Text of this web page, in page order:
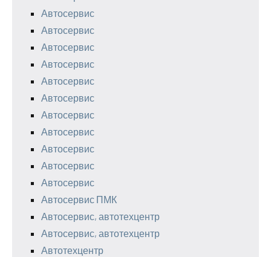
Автосервис
Автосервис
Автосервис
Автосервис
Автосервис
Автосервис
Автосервис
Автосервис
Автосервис
Автосервис
Автосервис
Автосервис ПМК
Автосервис, автотехцентр
Автосервис, автотехцентр
Автотехцентр